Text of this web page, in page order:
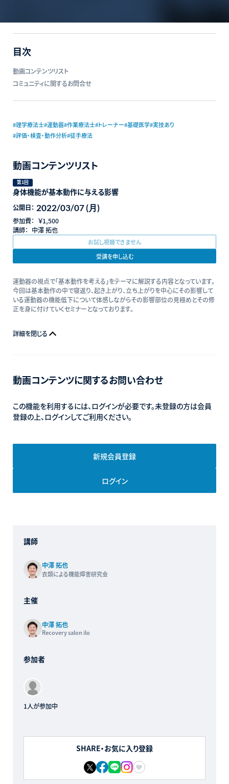
目次
動画コンテンツリスト
コミュニティに関するお問合せ
#理学療法士#運動器#作業療法士#トレーナー#基礎医学#実技あり
#評価・検査・動作分析#徒手療法
動画コンテンツリスト
第1回
身体機能が基本動作に与える影響
公開日： 2022/03/07 (月)
参加費： ￥1,500
講師： 中澤 拓也
お試し視聴できません
受講を申し込む
運動器の視点で「基本動作を考える」をテーマに解説する内容となっています。
今回は基本動作の中で寝返り、起き上がり、立ち上がりを中心にその影響して
いる運動器の機能低下について体感しながらその影響部位の見極めとその修
正を身に付けていくセミナーとなっております。
詳細を閉じる
動画コンテンツに関するお問い合わせ
この機能を利用するには、ログインが必要です。未登録の方は会員
登録の上、ログインしてご利用ください。
新規会員登録
ログイン
講師
中澤 拓也
衣類による機能障害研究会
主催
中澤 拓也
Recovery salon ilo
参加者
1人が参加中
SHARE・お気に入り登録